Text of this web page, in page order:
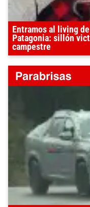
Entramos al living
Patagonia: sillón
campestre